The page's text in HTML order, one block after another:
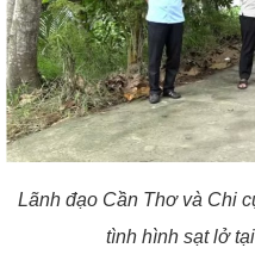
Lãnh đạo Cần Thơ và Chi
tình hình sạt lở